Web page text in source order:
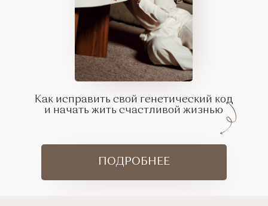
ПОДРОБНЕЕ
Как исправить свой генетический код
и начать жить счастливой жизнью